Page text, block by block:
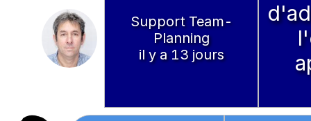
Support Team-
Planning
il y a 13 jours